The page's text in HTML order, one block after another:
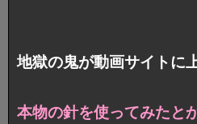
地獄の鬼が動画サイトに
本物の針を使ってみたと